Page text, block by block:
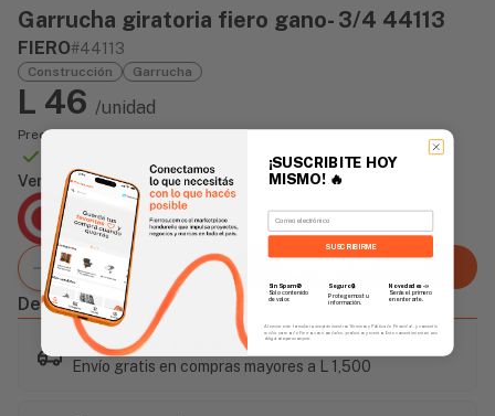
Garrucha giratoria fiero gano- 3/4 44113
FIERO#44113
Construcción Garrucha
L 46 /unidad
Precio incluye impuesto sobre ventas
Vendido Por:
Agencia Global
2 días - Tiempo de Entrega Promedio
Descripción
Este artículo es popular
Envío gratis en compras mayores a L 1,500
¡SUSCRIBITE HOY
MISMO! 🔥
Email
SUSCRIBIRME
Sin Spam 🚫
Solo contenido
de valor.
Seguro 🔒
Protegemos tu
información.
Novedades 📣
Serás el primero
en enterarte.
Al enviar este formulario, aceptás nuestros Términos y Política de Privacidad, y consentís
recibir correos de Fierros con novedades, productos y eventos. Este consentimiento no es
obligatorio para comprar.